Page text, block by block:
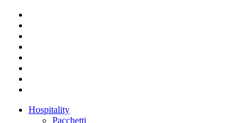
Hospitality
Pacchetti